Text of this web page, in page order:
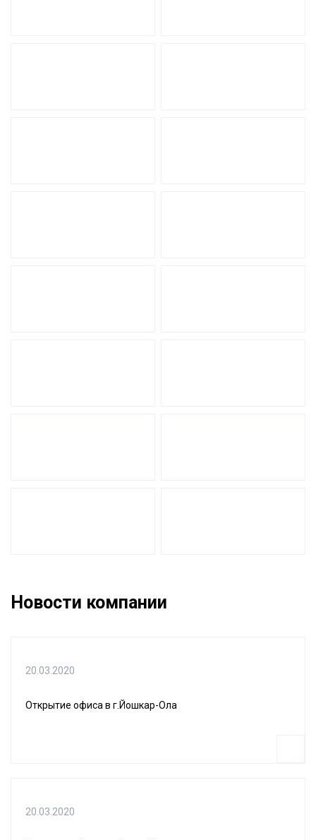
Новости компании
20.03.2020
Открытие офиса в г.Йошкар-Ола
20.03.2020